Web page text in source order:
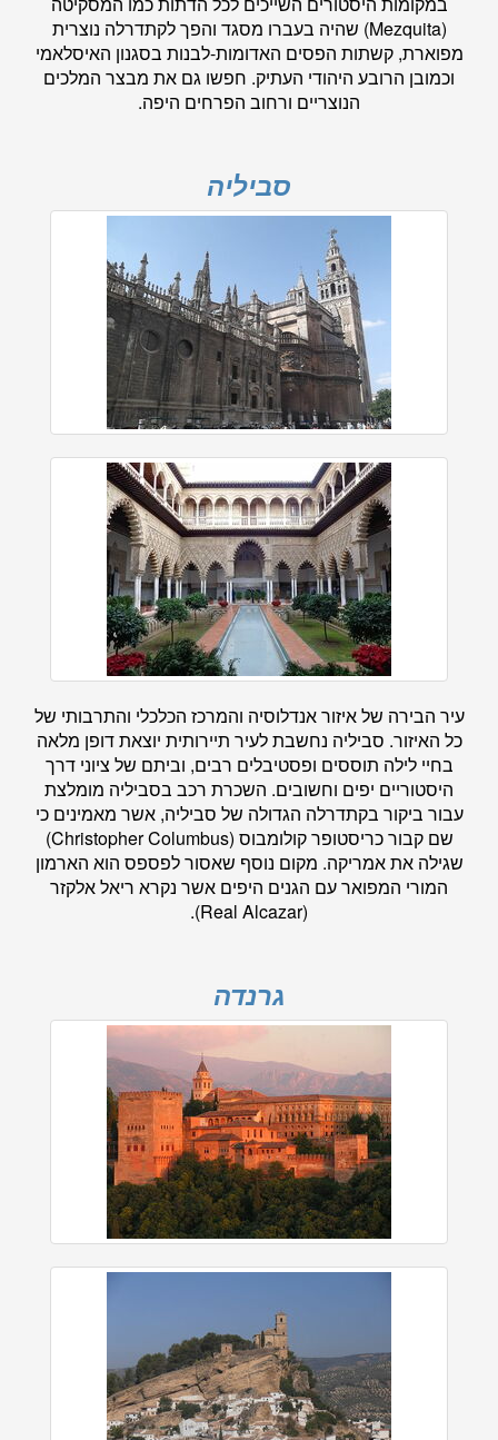
(Mezquita) שהיה בעברו מסגד והפך לקתדרלה נוצרית
מפוארת, קשתות הפסים האדומות-לבנות בסגנון האיסלאמי
וכמובן הרובע היהודי העתיק. חפשו גם את מבצר המלכים
הנוצריים ורחוב הפרחים היפה.
סביליה
עיר הבירה של איזור אנדלוסיה והמרכז הכלכלי והתרבותי של
כל האיזור. סביליה נחשבת לעיר תיירותית יוצאת דופן מלאה
בחיי לילה תוססים ופסטיבלים רבים, וביתם של ציוני דרך
היסטוריים יפים וחשובים. השכרת רכב בסביליה מומלצת
עבור ביקור בקתדרלה הגדולה של סביליה, אשר מאמינים כי
שם קבור כריסטופר קולומבוס (Christopher Columbus)
שגילה את אמריקה. מקום נוסף שאסור לפספס הוא הארמון
המורי המפואר עם הגנים היפים אשר נקרא ריאל אלקזר
(Real Alcazar).
גרנדה